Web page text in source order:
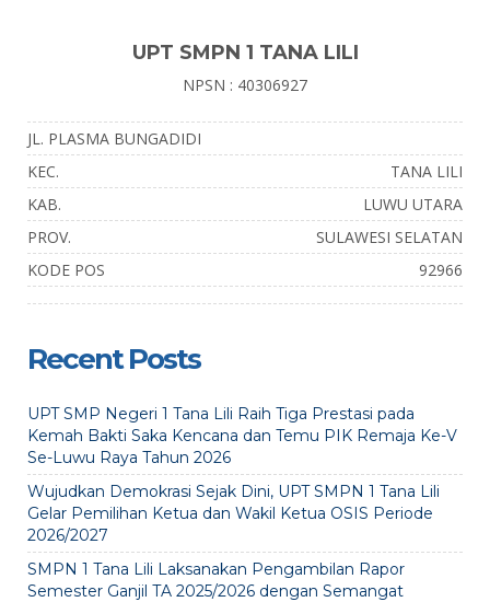
UPT SMPN 1 TANA LILI
NPSN : 40306927
JL. PLASMA BUNGADIDI
KEC.
TANA LILI
KAB.
LUWU UTARA
PROV.
SULAWESI SELATAN
KODE POS
92966
Recent Posts
UPT SMP Negeri 1 Tana Lili Raih Tiga Prestasi pada
Kemah Bakti Saka Kencana dan Temu PIK Remaja Ke-V
Se-Luwu Raya Tahun 2026
Wujudkan Demokrasi Sejak Dini, UPT SMPN 1 Tana Lili
Gelar Pemilihan Ketua dan Wakil Ketua OSIS Periode
2026/2027
SMPN 1 Tana Lili Laksanakan Pengambilan Rapor
Semester Ganjil TA 2025/2026 dengan Semangat